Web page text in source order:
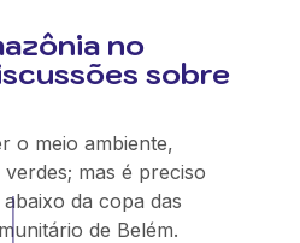
no
sobre
o meio ambiente,
mas é preciso
da copa das
de Belém.